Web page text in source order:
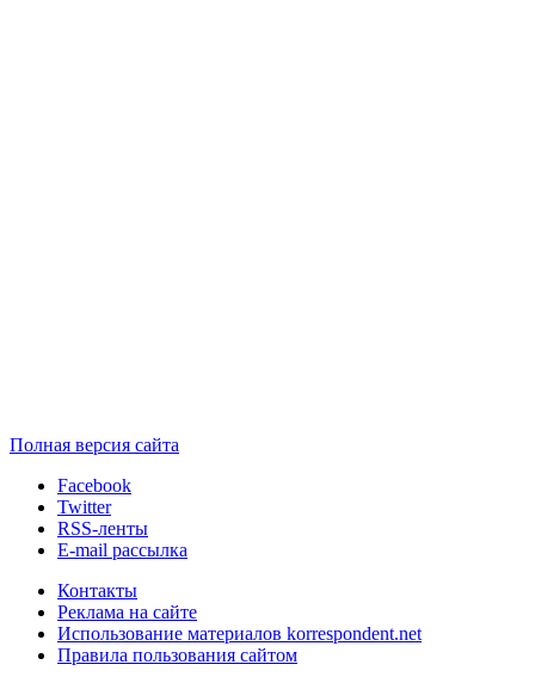
Полная версия сайта
Facebook
Twitter
RSS-ленты
E-mail рассылка
Контакты
Реклама на сайте
Использование материалов korrespondent.net
Правила пользования сайтом